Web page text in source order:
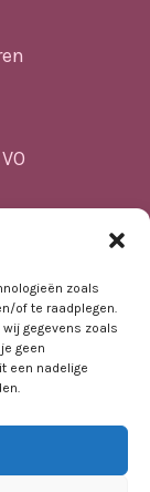
zoals
of te raadplegen.
gegevens zoals
geen
een nadelige